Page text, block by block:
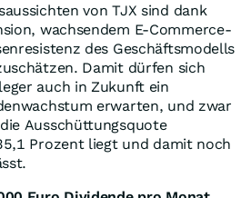
von TJX sind dank
wachsendem E-Commerce-
des Geschäftsmodells
Damit dürfen sich
auch in Zukunft ein
erwarten, und zwar
Ausschüttungsquote
Prozent liegt und damit noch